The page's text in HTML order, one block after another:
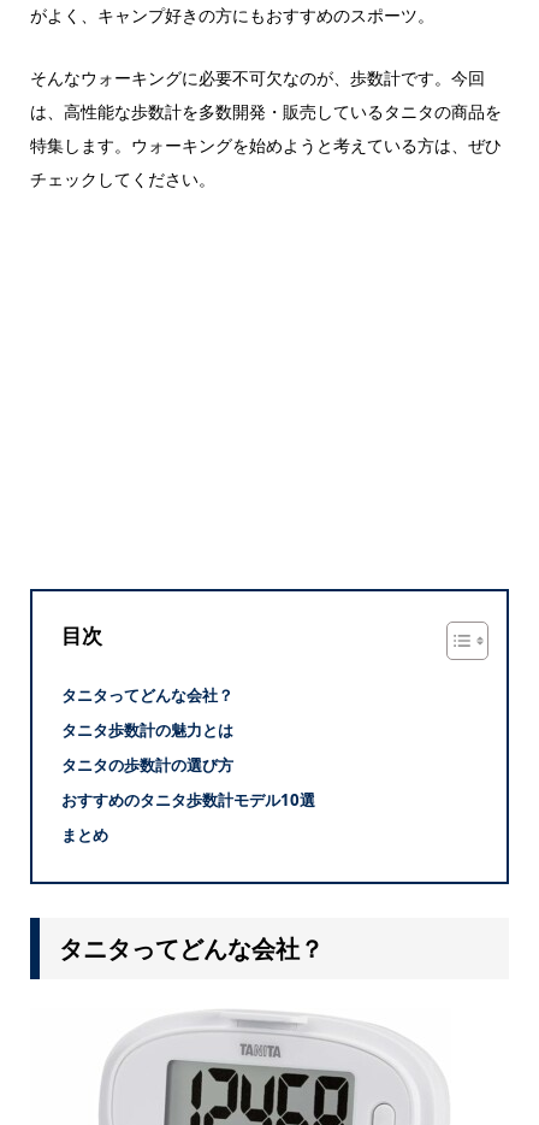
がよく、キャンプ好きの方にもおすすめのスポーツ。
そんなウォーキングに必要不可欠なのが、歩数計です。今回
は、高性能な歩数計を多数開発・販売しているタニタの商品を
特集します。ウォーキングを始めようと考えている方は、ぜひ
チェックしてください。
目次
タニタってどんな会社？
タニタ歩数計の魅力とは
タニタの歩数計の選び方
おすすめのタニタ歩数計モデル10選
まとめ
タニタってどんな会社？